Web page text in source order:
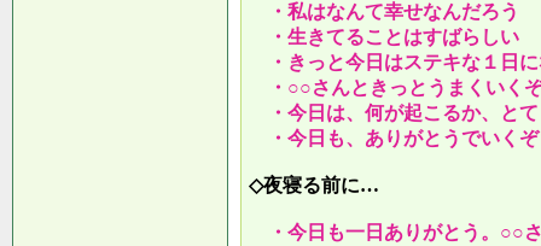
・私はなんて幸せなんだろう
・生きてることはすばらしい
・きっと今日はステキな１日
・○○さんときっとうまくいく
・今日は、何が起こるか、と
・今日も、ありがとうでいくぞ
◇夜寝る前に…
・今日も一日ありがとう。○○